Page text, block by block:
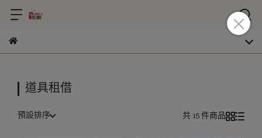
道具租借
預設排序 共 15 件商品